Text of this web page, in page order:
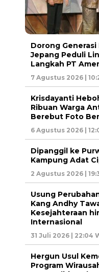
Dorong
Jepang Peduli
Langkah PT
7 Agustus 2026 |
Krisdayanti
Ribuan Warga
Berebut Foto
6 Agustus 2026 |
Dipanggil ke
Kampung Adat
2 Agustus 2026 |
Usung
Kang Andhy
Kesejahteraan
Internasional
31 Juli 2026 | 22:04
Hergun Usul
Program